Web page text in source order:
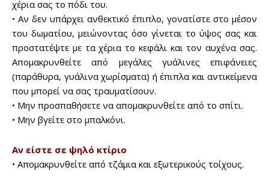
Don't miss
χέρια σας το πόδι του.
• Αν δεν υπάρχει ανθεκτικό έπιπλο, γονατίστε στο μέσον
του δωματίου, μειώνοντας όσο γίνεται το ύψος σας και
προστατέψτε με τα χέρια το κεφάλι και τον αυχένα σας.
Απομακρυνθείτε από μεγάλες γυάλινες επιφάνειες
(παράθυρα, γυάλινα χωρίσματα) ή έπιπλα και αντικείμενα
που μπορεί να σας τραυματίσουν.
• Μην προσπαθήσετε να απομακρυνθείτε από το σπίτι.
• Μην βγείτε στο μπαλκόνι.
Αν είστε σε ψηλό κτίριο
• Απομακρυνθείτε από τζάμια και εξωτερικούς τοίχους.